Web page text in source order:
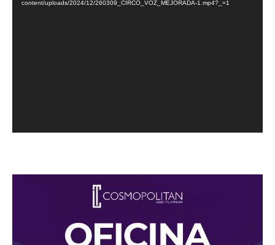
content/uploads/2024/12/260309_CIRCO_VOZ_MEJORADA-1.mp4?_=1